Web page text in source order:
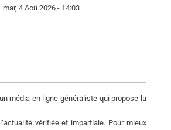
mar, 4 Aoû 2026 - 14:03
média en ligne généraliste qui propose la
vérifiée et impartiale. Pour mieux